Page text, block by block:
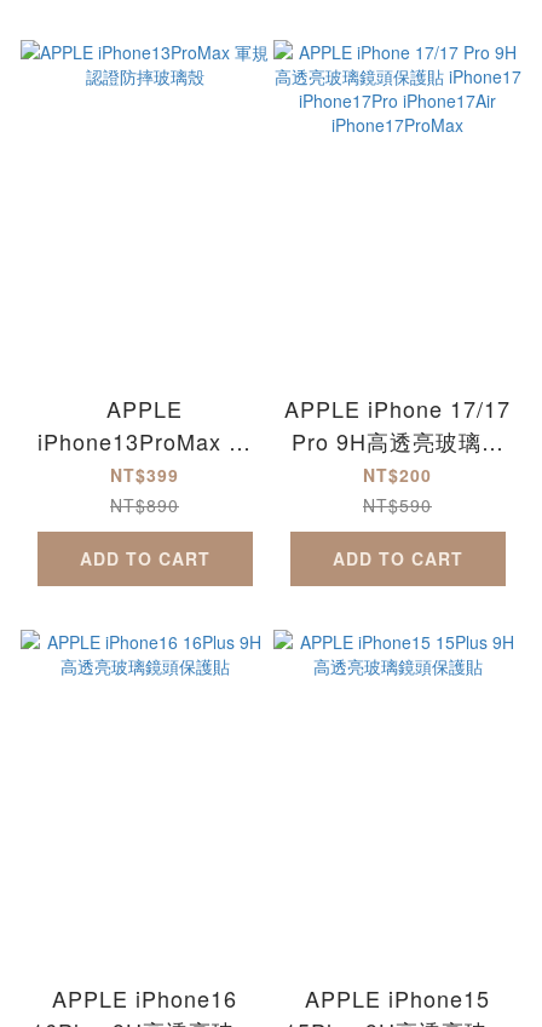
APPLE
iPhone13ProMax 軍
規認證防摔玻璃殼
NT$399
NT$890
ADD TO CART
APPLE iPhone 17/17
Pro 9H高透亮玻璃鏡
頭保護貼 iPhone17
iPhone17Pro
iPhone17Air
iPhone17ProMax
NT$200
NT$590
ADD TO CART
APPLE iPhone16
APPLE iPhone15